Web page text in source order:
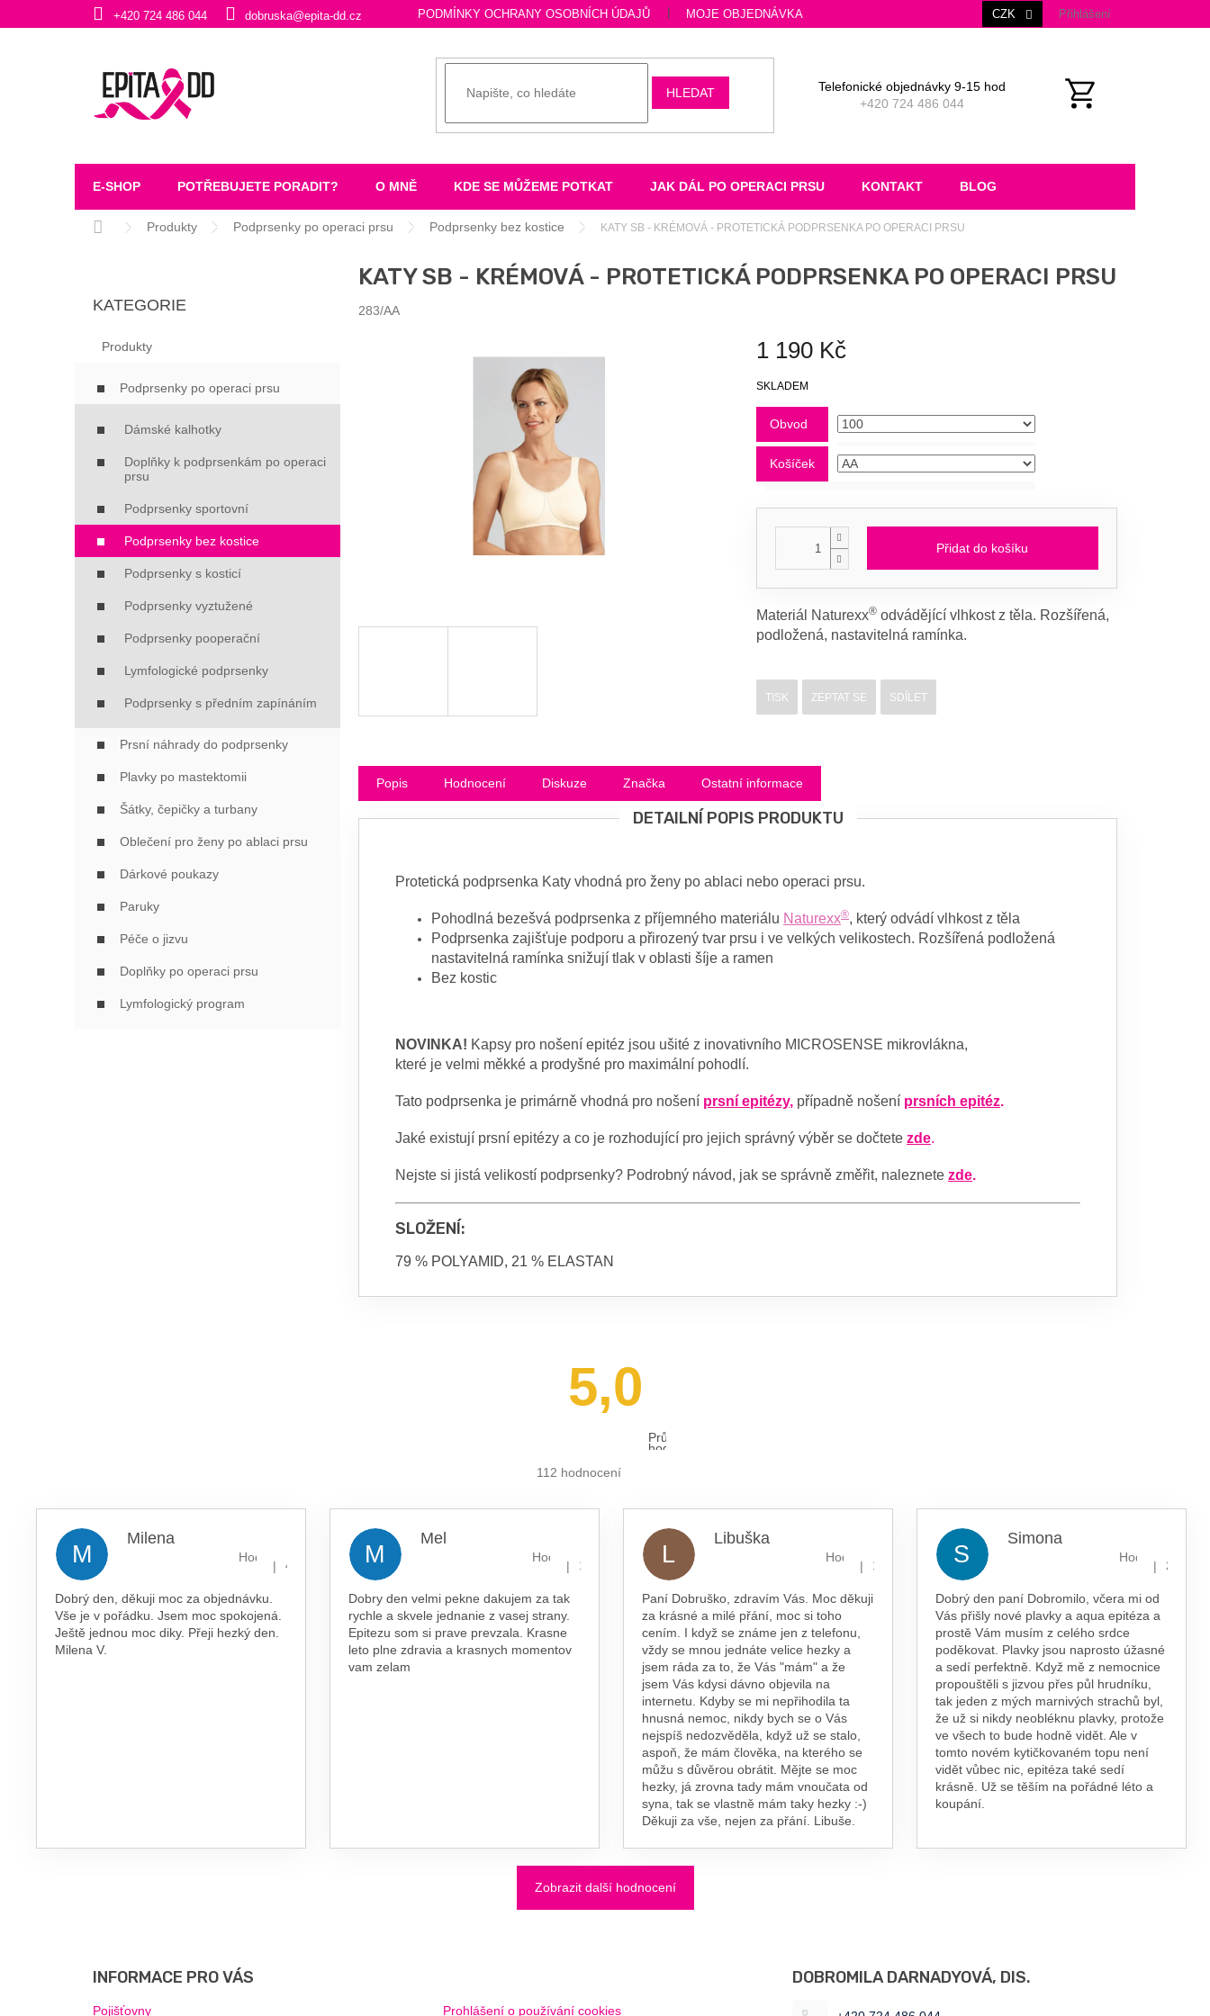
+420 724 486 044 dobruska@epita-dd.cz PODMÍNKY OCHRANY OSOBNÍCH ÚDAJŮ MOJE OBJEDNÁVKA CZK Přihlášení
HLEDAT
Telefonické objednávky 9-15 hod
+420 724 486 044
E-SHOP POTŘEBUJETE PORADIT? O MNĚ KDE SE MŮŽEME POTKAT JAK DÁL PO OPERACI PRSU KONTAKT BLOG
Domů Produkty Podprsenky po operaci prsu Podprsenky bez kostice KATY SB - KRÉMOVÁ - PROTETICKÁ PODPRSENKA PO OPERACI PRSU
kategorie
KATEGORIE
Produkty
Podprsenky po operaci prsu
Dámské kalhotky
Doplňky k podprsenkám po operaci
prsu
Podprsenky sportovní
Podprsenky bez kostice
Podprsenky s kosticí
Podprsenky vyztužené
Podprsenky pooperační
Lymfologické podprsenky
Podprsenky s předním zapínáním
Prsní náhrady do podprsenky
Plavky po mastektomii
Šátky, čepičky a turbany
Oblečení pro ženy po ablaci prsu
Dárkové poukazy
Paruky
Péče o jizvu
Doplňky po operaci prsu
Lymfologický program
KATY SB - KRÉMOVÁ - PROTETICKÁ PODPRSENKA PO OPERACI PRSU
283/AA
1 190 Kč
Měrná
SKLADEM
Obvod
Košíček
Přidat do košíku
Materiál Naturexx®odvádějící vlhkost z těla. Rozšířená,
podložená, nastavitelná ramínka.
TISK ZEPTAT SE SDÍLET
Popis Hodnocení Diskuze Značka Ostatní informace
DETAILNÍ POPIS PRODUKTU
Protetická podprsenka Katy vhodná pro ženy po ablaci nebo operaci prsu.
Pohodlná bezešvá podprsenka z příjemného materiálu Naturexx®, který odvádí vlhkost z těla
Podprsenka zajišťuje podporu a přirozený tvar prsu i ve velkých velikostech. Rozšířená podložená
nastavitelná ramínka snižují tlak v oblasti šíje a ramen
Bez kostic
NOVINKA! Kapsy pro nošení epitéz jsou ušité z inovativního MICROSENSE mikrovlákna,
které je velmi měkké a prodyšné pro maximální pohodlí.
Tato podprsenka je primárně vhodná pro nošení prsní epitézy, případně nošení prsních epitéz.
Jaké existují prsní epitézy a co je rozhodující pro jejich správný výběr se dočtete zde.
Nejste si jistá velikostí podprsenky? Podrobný návod, jak se správně změřit, naleznete zde.
SLOŽENÍ:
79 % POLYAMID, 21 % ELASTAN
5,0
Průměrné
hodnocení
112 hodnocení
M
Milena
Hodnocení obchodu je 5 z 5 hvězdiček.
| 4.8.2026
Dobrý den, děkuji moc za objednávku.
Vše je v pořádku. Jsem moc spokojená.
Ještě jednou moc diky. Přeji hezký den.
Milena V.
M
Mel
Hodnocení obchodu je 5 z 5 hvězdiček.
| 16.7.2026
Dobry den velmi pekne dakujem za tak
rychle a skvele jednanie z vasej strany.
Epitezu som si prave prevzala. Krasne
leto plne zdravia a krasnych momentov
vam zelam
L
Libuška
Hodnocení obchodu je 5 z 5 hvězdiček.
| 13.7.2026
Paní Dobruško, zdravím Vás. Moc děkuji
za krásné a milé přání, moc si toho
cením. I když se známe jen z telefonu,
vždy se mnou jednáte velice hezky a
jsem ráda za to, že Vás "mám" a že
jsem Vás kdysi dávno objevila na
internetu. Kdyby se mi nepřihodila ta
hnusná nemoc, nikdy bych se o Vás
nejspíš nedozvěděla, když už se stalo,
aspoň, že mám člověka, na kterého se
můžu s důvěrou obrátit. Mějte se moc
hezky, já zrovna tady mám vnoučata od
syna, tak se vlastně mám taky hezky :-)
Děkuji za vše, nejen za přání. Libuše.
S
Simona
Hodnocení
|
Dobrý den paní Dobromilo, včera mi od
Vás přišly nové plavky a aqua epitéza a
prostě Vám musím z celého srdce
poděkovat. Plavky jsou naprosto úžasné
a sedí perfektně. Když mě z nemocnice
propouštěli s jizvou přes půl hrudníku,
tak jeden z mých marnivých strachů byl,
že už si nikdy neobléknu plavky, protože
ve všech to bude hodně vidět. Ale v
tomto novém kytičkovaném topu není
vidět vůbec nic, epitéza také sedí
krásně. Už se těším na pořádné léto a
koupání.
Zobrazit další hodnocení
INFORMACE PRO VÁS
Pojišťovny Prohlášení o používání cookies
DOBROMILA DARNADYOVÁ, DIS.